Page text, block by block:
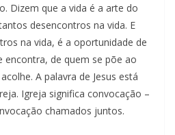
Dizem que a vida é a arte do
desencontros na vida. E
na vida, é a oportunidade de
encontra, de quem se põe ao
A palavra de Jesus está
Igreja significa convocação –
chamados juntos.